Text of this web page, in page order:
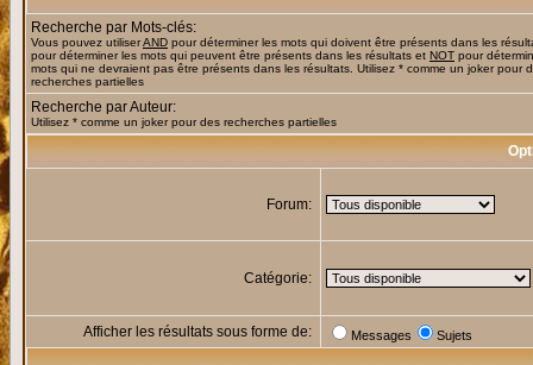
Recherche par Mots-clés:
Vous pouvez utiliserAND pour déterminer les mots qui doivent être présents dans les
pour déterminer les mots qui peuvent être présents dans les résultats et NOT pour
mots qui ne devraient pas être présents dans les résultats. Utilisez * comme un joker pour
recherches partielles
Recherche par Auteur:
Utilisez * comme un joker pour des recherches partielles
Forum:
Catégorie:
Afficher les résultats sous forme de: Messages Sujets